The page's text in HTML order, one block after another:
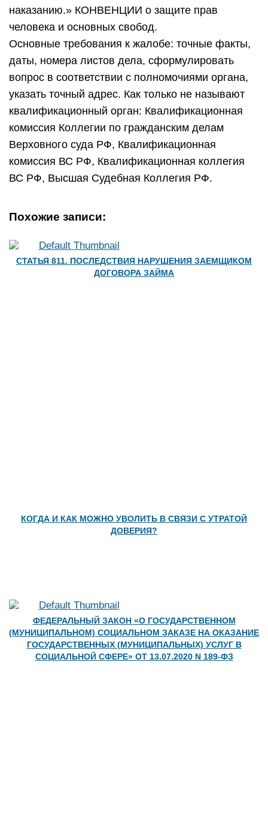
наказанию.» КОНВЕНЦИИ о защите прав
человека и основных свобод.
Основные требования к жалобе: точные факты,
даты, номера листов дела, сформулировать
вопрос в соответствии с полномочиями органа,
указать точный адрес. Как только не называют
квалификационный орган: Квалификационная
комиссия Коллегии по гражданским делам
Верховного суда РФ, Квалификационная
комиссия ВС РФ, Квалификационная коллегия
ВС РФ, Высшая Судебная Коллегия РФ.
Похожие записи:
СТАТЬЯ 811. ПОСЛЕДСТВИЯ НАРУШЕНИЯ ЗАЕМЩИКОМ
ДОГОВОРА ЗАЙМА
КОГДА И КАК МОЖНО УВОЛИТЬ В СВЯЗИ С УТРАТОЙ
ДОВЕРИЯ?
ФЕДЕРАЛЬНЫЙ ЗАКОН «О ГОСУДАРСТВЕННОМ
(МУНИЦИПАЛЬНОМ) СОЦИАЛЬНОМ ЗАКАЗЕ НА ОКАЗАНИЕ
ГОСУДАРСТВЕННЫХ (МУНИЦИПАЛЬНЫХ) УСЛУГ В
СОЦИАЛЬНОЙ СФЕРЕ» ОТ 13.07.2020 N 189-ФЗ